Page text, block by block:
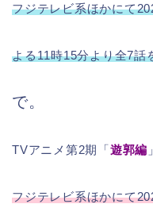
フジテレビ系ほかにて
よる11時15分より全7話
で。
TVアニメ第2期「遊郭編
フジテレビ系ほかにて